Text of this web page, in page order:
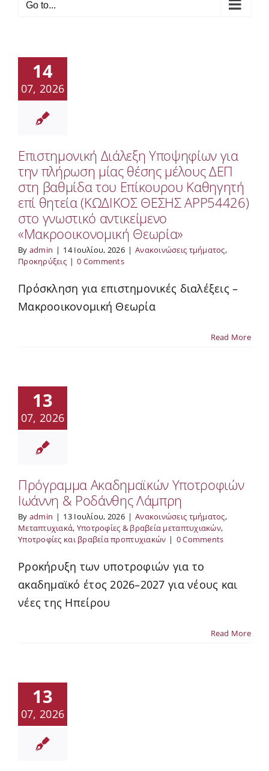
Go to...
14
07, 2026
Επιστημονική Διάλεξη Υποψηφίων για
την πλήρωση μίας θέσης μέλους ΔΕΠ
στη βαθμίδα του Επίκουρου Καθηγητή
επί θητεία (ΚΩΔΙΚΟΣ ΘΕΣΗΣ APP54426)
στο γνωστικό αντικείμενο
«Μακροοικονομική Θεωρία»
By admin | 14 Ιουλίου, 2026 | Ανακοινώσεις τμήματος,
Προκηρύξεις | 0 Comments
Πρόσκληση για επιστημονικές διαλέξεις –
Μακροοικονομική Θεωρία
Read More
13
07, 2026
Πρόγραμμα Ακαδημαϊκών Υποτροφιών
Ιωάννη & Ροδάνθης Λάμπρη
By admin | 13 Ιουλίου, 2026 | Ανακοινώσεις τμήματος,
Μεταπτυχιακά, Υποτροφίες & βραβεία μεταπτυχιακών,
Υποτροφίες και βραβεία προπτυχιακών | 0 Comments
Pροκήρυξη των υποτροφιών για το
ακαδημαϊκό έτος 2026–2027 για νέους και
νέες της Ηπείρου
Read More
13
07, 2026